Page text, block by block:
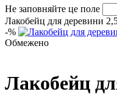
Не заповняйте це поле
Лакобейц для деревини
-%
Обмежено
Лакобейц